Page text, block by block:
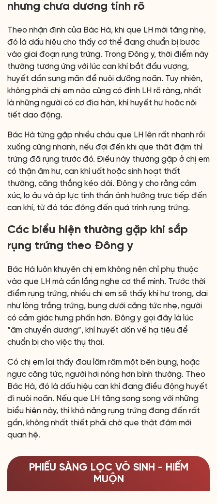
nhưng chưa dương tính rõ
Theo nhận định của Bác Hà, khi que LH mới tăng nhẹ,
đó là dấu hiệu cho thấy cơ thể đang chuẩn bị bước
vào giai đoạn rụng trứng. Trong Đông y, thời điểm này
thường tương ứng với lúc can khí bắt đầu vượng,
huyết dần sung mãn để nuôi dưỡng noãn. Tuy nhiên,
không phải chị em nào cũng có đỉnh LH rõ ràng, nhất
là những người có cơ địa hàn, khí huyết hư hoặc nội
tiết dao động.
Bác Hà từng gặp nhiều cháu que LH lên rất nhanh rồi
xuống cũng nhanh, nếu đợi đến khi que thật đậm thì
trứng đã rụng trước đó. Điều này thường gặp ở chị em
có thận âm hư, can khí uất hoặc sinh hoạt thất
thường, căng thẳng kéo dài. Đông y cho rằng cảm
xúc, lo âu và áp lực tinh thần ảnh hưởng trực tiếp đến
can khí, từ đó tác động đến quá trình rụng trứng.
Các biểu hiện thường gặp khi sắp
rụng trứng theo Đông y
Bác Hà luôn khuyên chị em không nên chỉ phụ thuộc
vào que LH mà cần lắng nghe cơ thể mình. Trước thời
điểm rụng trứng, nhiều chị em sẽ thấy khí hư trong, dai
như lòng trắng trứng, bụng dưới căng tức nhẹ, người
có cảm giác hưng phấn hơn. Đông y gọi đây là lúc
“âm chuyển dương”, khí huyết dồn về hạ tiêu để
chuẩn bị cho việc thụ thai.
Có chị em lại thấy đau lâm râm một bên bụng, hoặc
ngực căng tức, người hơi nóng hơn bình thường. Theo
Bác Hà, đó là dấu hiệu can khí đang điều động huyết
đi nuôi noãn. Nếu que LH tăng song song với những
biểu hiện này, thì khả năng rụng trứng đang đến rất
gần, không nhất thiết phải chờ que thật đậm mới
quan hệ.
PHIẾU SÀNG LỌC VÔ SINH - HIẾM
MUỘN